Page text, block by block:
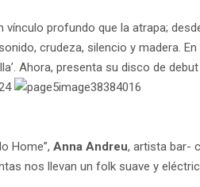
vínculo profundo que la atrapa;
crudeza, silencio y madera.
Ahora, presenta su disco de debut
Home”, Anna Andreu, artista bar-
nos llevan un folk suave y